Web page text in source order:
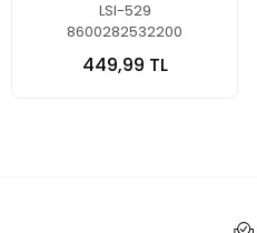
LSI-529
8600282532200
449,99 TL